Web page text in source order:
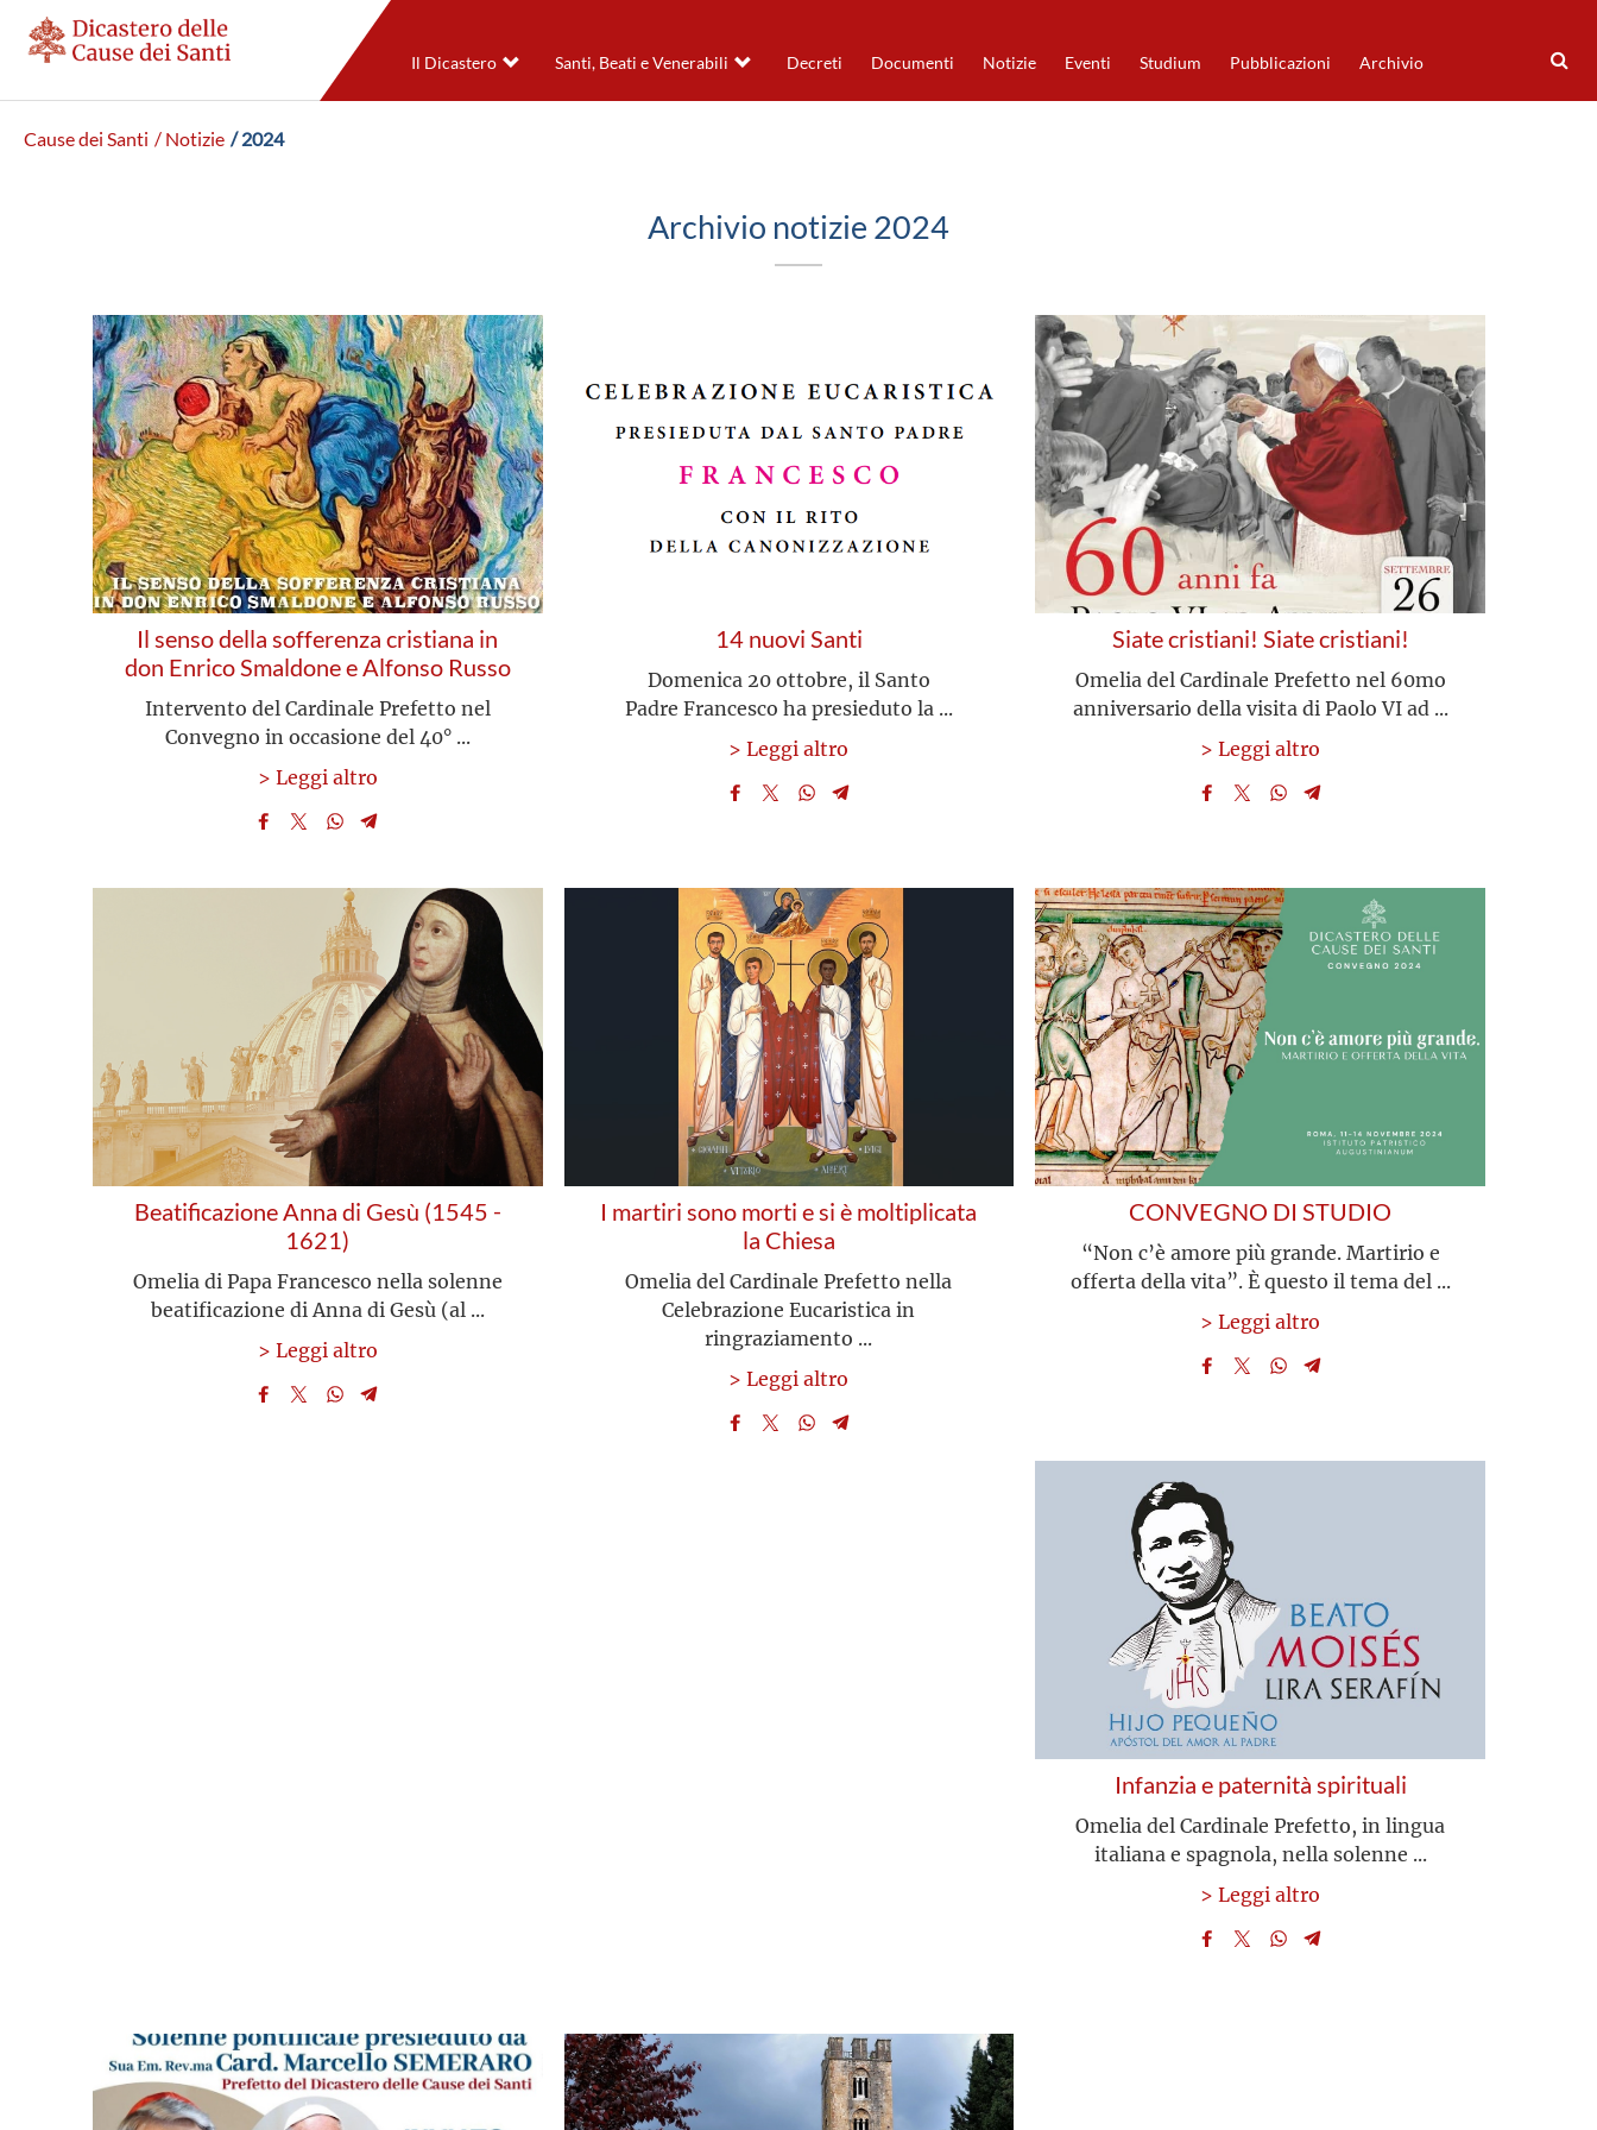
Il Dicastero Santi, Beati e Venerabili Decreti Documenti Notizie Eventi Studium Pubblicazioni Archivio
Cause dei Santi / Notizie / 2024
Archivio notizie 2024
Il senso della sofferenza cristiana in
don Enrico Smaldone e Alfonso Russo
Intervento del Cardinale Prefetto nel
Convegno in occasione del 40° ...
> Leggi altro
14 nuovi Santi
Domenica 20 ottobre, il Santo
Padre Francesco ha presieduto la ...
> Leggi altro
Siate cristiani! Siate cristiani!
Omelia del Cardinale Prefetto nel 60mo
anniversario della visita di Paolo VI ad ...
> Leggi altro
Beatificazione Anna di Gesù (1545 -
1621)
Omelia di Papa Francesco nella solenne
beatificazione di Anna di Gesù (al ...
> Leggi altro
I martiri sono morti e si è moltiplicata
la Chiesa
Omelia del Cardinale Prefetto nella
Celebrazione Eucaristica in
ringraziamento ...
> Leggi altro
CONVEGNO DI STUDIO
“Non c’è amore più grande. Martirio e
offerta della vita”. È questo il tema del ...
> Leggi altro
Infanzia e paternità spirituali
Omelia del Cardinale Prefetto, in lingua
italiana e spagnola, nella solenne ...
> Leggi altro